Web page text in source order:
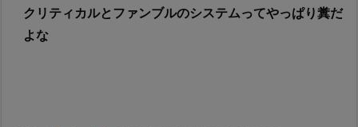
クリティカルとファンブルのシステムってやっぱり糞だ
よな